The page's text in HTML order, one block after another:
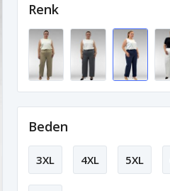
Renk
Beden
3XL 4XL 5XL